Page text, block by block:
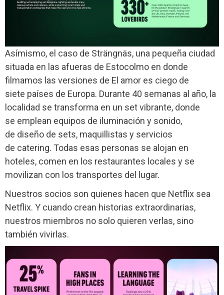
Asímismo, el caso de Strängnäs, una pequeña ciudad
situada en las afueras de Estocolmo en donde
filmamos las versiones de El amor es ciego de
siete países de Europa. Durante 40 semanas al año, la
localidad se transforma en un set vibrante, donde
se emplean equipos de iluminación y sonido,
de diseño de sets, maquillistas y servicios
de catering. Todas esas personas se alojan en
hoteles, comen en los restaurantes locales y se
movilizan con los transportes del lugar.
Nuestros socios son quienes hacen que Netflix sea
Netflix. Y cuando crean historias extraordinarias,
nuestros miembros no solo quieren verlas, sino
también vivirlas.